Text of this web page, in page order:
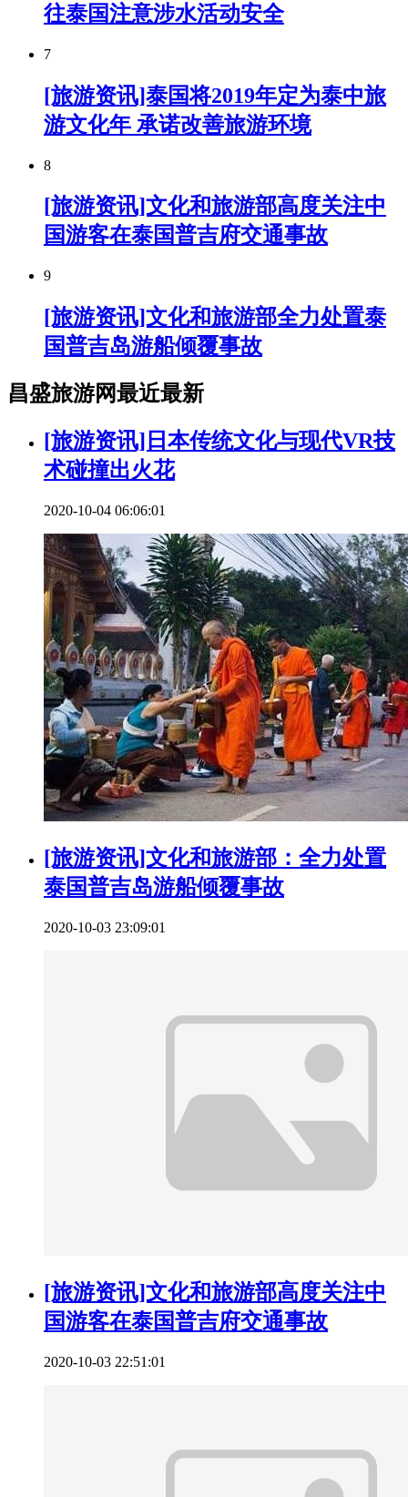
往泰国注意涉水活动安全
7
[旅游资讯]泰国将2019年定为泰中旅
游文化年 承诺改善旅游环境
8
[旅游资讯]文化和旅游部高度关注中
国游客在泰国普吉府交通事故
9
[旅游资讯]文化和旅游部全力处置泰
国普吉岛游船倾覆事故
昌盛旅游网最近最新
[旅游资讯]日本传统文化与现代VR技
术碰撞出火花
2020-10-04 06:06:01
[旅游资讯]文化和旅游部：全力处置
泰国普吉岛游船倾覆事故
2020-10-03 23:09:01
[旅游资讯]文化和旅游部高度关注中
国游客在泰国普吉府交通事故
2020-10-03 22:51:01